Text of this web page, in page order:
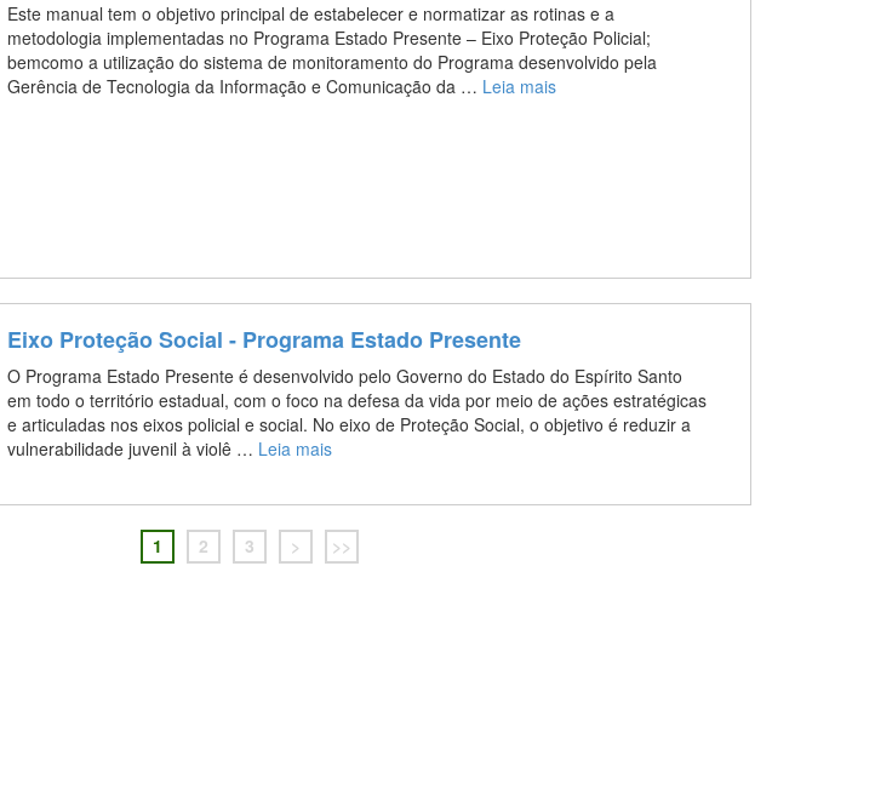
Este manual tem o objetivo principal de estabelecer e normatizar as rotinas e a
metodologia implementadas no Programa Estado Presente – Eixo Proteção Policial;
bemcomo a utilização do sistema de monitoramento do Programa desenvolvido pela
Gerência de Tecnologia da Informação e Comunicação da … Leia mais
Eixo Proteção Social - Programa Estado Presente
O Programa Estado Presente é desenvolvido pelo Governo do Estado do Espírito Santo
em todo o território estadual, com o foco na defesa da vida por meio de ações estratégicas
e articuladas nos eixos policial e social. No eixo de Proteção Social, o objetivo é reduzir a
vulnerabilidade juvenil à violê … Leia mais
1 2 3 > >>